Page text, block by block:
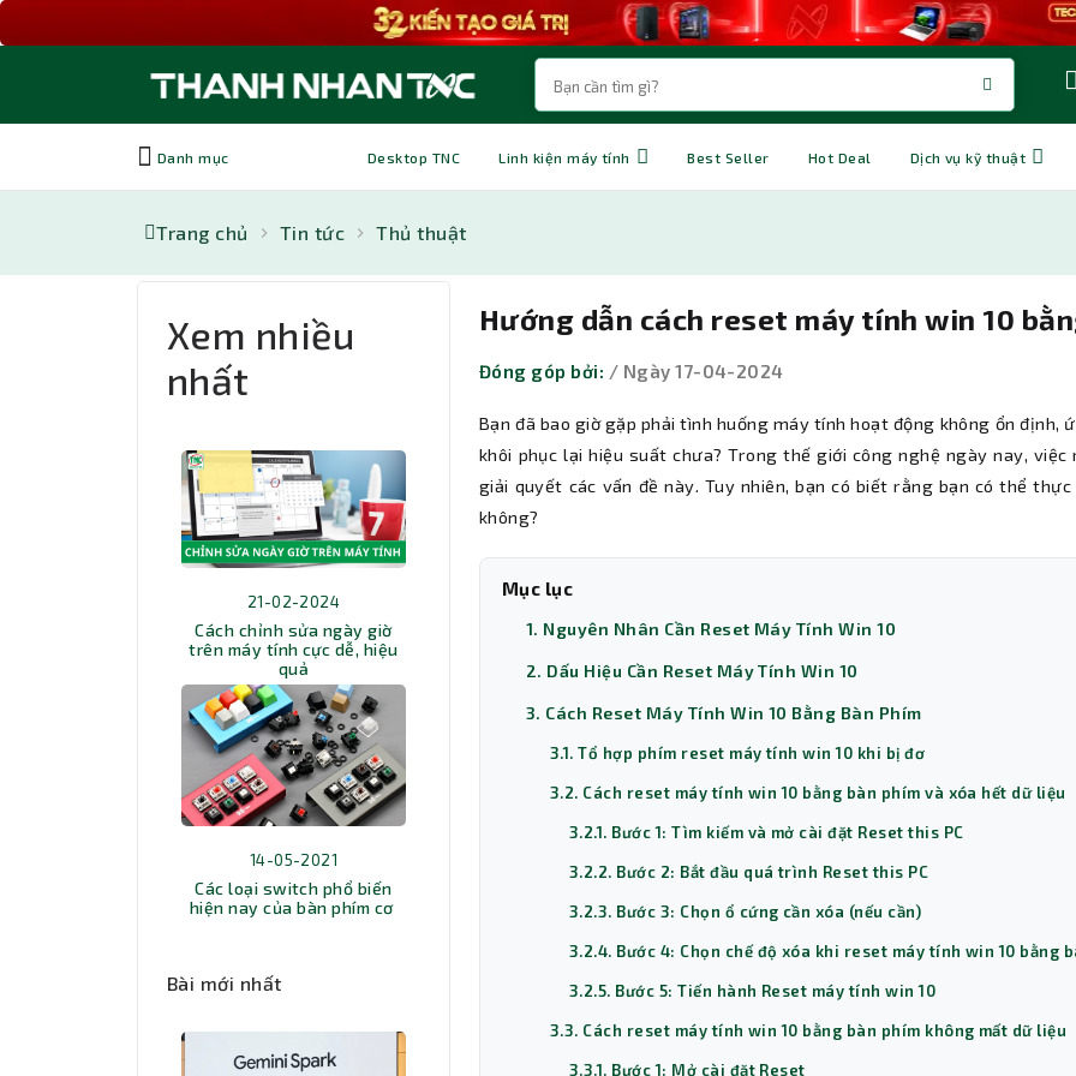
Danh mục Desktop TNC Linh kiện máy tính Best Seller Hot Deal Dịch vụ kỹ thuật
Trang chủ Tin tức Thủ thuật
Xem nhiều
nhất
21-02-2024
Cách chỉnh sửa ngày giờ
trên máy tính cực dễ, hiệu
quả
14-05-2021
Các loại switch phổ biến
hiện nay của bàn phím cơ
Bài mới nhất
Hướng dẫn cách reset máy tính win 10
Đóng góp bởi: / Ngày 17-04-2024
Bạn đã bao giờ gặp phải tình huống máy tính hoạt động không ổn định,
khôi phục lại hiệu suất chưa? Trong thế giới công nghệ ngày nay,
giải quyết các vấn đề này. Tuy nhiên, bạn có biết rằng bạn có thể
không?
Mục lục
1. Nguyên Nhân Cần Reset Máy Tính Win 10
2. Dấu Hiệu Cần Reset Máy Tính Win 10
3. Cách Reset Máy Tính Win 10 Bằng Bàn Phím
3.1. Tổ hợp phím reset máy tính win 10 khi bị đơ
3.2. Cách reset máy tính win 10 bằng bàn phím và xóa hết dữ liệu
3.2.1. Bước 1: Tìm kiếm và mở cài đặt Reset this PC
3.2.2. Bước 2: Bắt đầu quá trình Reset this PC
3.2.3. Bước 3: Chọn ổ cứng cần xóa (nếu cần)
3.2.4. Bước 4: Chọn chế độ xóa khi reset máy tính win 10 bằng
3.2.5. Bước 5: Tiến hành Reset máy tính win 10
3.3. Cách reset máy tính win 10 bằng bàn phím không mất dữ liệu
3.3.1. Bước 1: Mở cài đặt Reset